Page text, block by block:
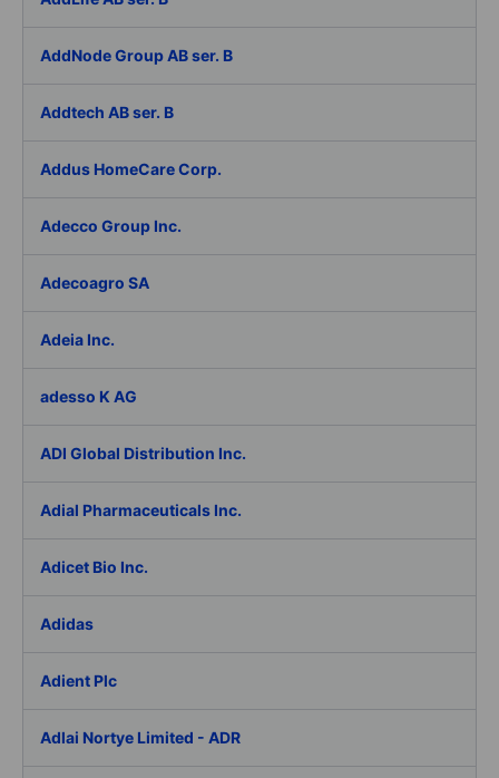
AddNode Group AB ser. B
Addtech AB ser. B
Addus HomeCare Corp.
Adecco Group Inc.
Adecoagro SA
Adeia Inc.
adesso K AG
ADI Global Distribution Inc.
Adial Pharmaceuticals Inc.
Adicet Bio Inc.
Adidas
Adient Plc
Adlai Nortye Limited - ADR